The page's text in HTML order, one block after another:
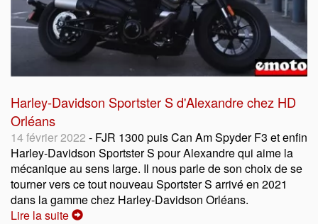
Harley-Davidson Sportster S d'Alexandre chez HD
Orléans
14 février 2022 - FJR 1300 puis Can Am Spyder F3 et enfin
Harley-Davidson Sportster S pour Alexandre qui aime la
mécanique au sens large. Il nous parle de son choix de se
tourner vers ce tout nouveau Sportster S arrivé en 2021
dans la gamme chez Harley-Davidson Orléans.
Lire la suite